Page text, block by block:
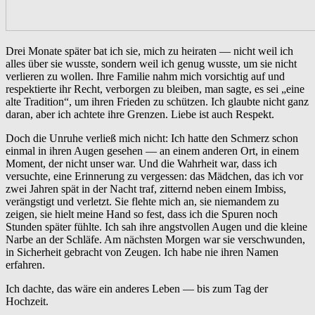
Drei Monate später bat ich sie, mich zu heiraten — nicht weil ich
alles über sie wusste, sondern weil ich genug wusste, um sie nicht
verlieren zu wollen. Ihre Familie nahm mich vorsichtig auf und
respektierte ihr Recht, verborgen zu bleiben, man sagte, es sei „eine
alte Tradition“, um ihren Frieden zu schützen. Ich glaubte nicht ganz
daran, aber ich achtete ihre Grenzen. Liebe ist auch Respekt.
Doch die Unruhe verließ mich nicht: Ich hatte den Schmerz schon
einmal in ihren Augen gesehen — an einem anderen Ort, in einem
Moment, der nicht unser war. Und die Wahrheit war, dass ich
versuchte, eine Erinnerung zu vergessen: das Mädchen, das ich vor
zwei Jahren spät in der Nacht traf, zitternd neben einem Imbiss,
verängstigt und verletzt. Sie flehte mich an, sie niemandem zu
zeigen, sie hielt meine Hand so fest, dass ich die Spuren noch
Stunden später fühlte. Ich sah ihre angstvollen Augen und die kleine
Narbe an der Schläfe. Am nächsten Morgen war sie verschwunden,
in Sicherheit gebracht von Zeugen. Ich habe nie ihren Namen
erfahren.
Ich dachte, das wäre ein anderes Leben — bis zum Tag der
Hochzeit.